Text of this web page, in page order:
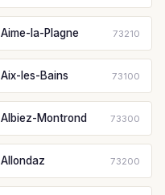
Aime-la-Plagne 73210
Aix-les-Bains 73100
Albiez-Montrond 73300
Allondaz 73200